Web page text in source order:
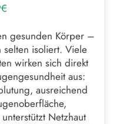
gesunden Körper –
isoliert. Viele
wirken sich direkt
aus:
ausreichend
unterstützt Netzhaut